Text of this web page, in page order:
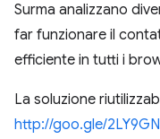
Surma analizzano
far funzionare il
efficiente in tutti i
La soluzione
http://goo.gle/